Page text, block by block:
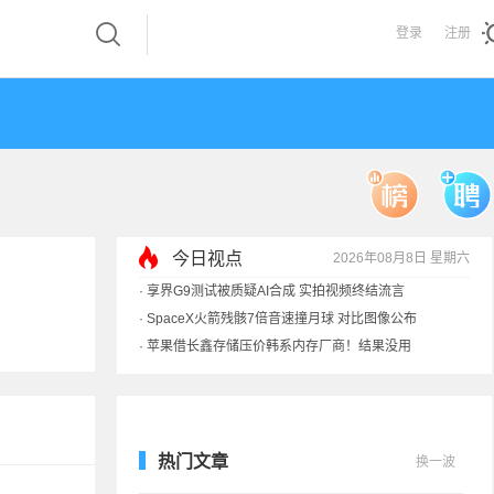
登录 注册
今日视点 2026年08月8日 星期六
· 享界G9测试被质疑AI合成 实拍视频终结流言
· SpaceX火箭残骸7倍音速撞月球 对比图像公布
· 苹果借长鑫存储压价韩系内存厂商！结果没用
热门文章 换一波